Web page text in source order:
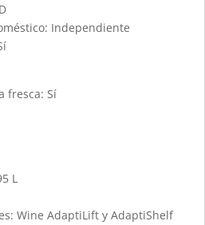
Independiente
fresca: Sí
L
Wine AdaptiLift y AdaptiShelf